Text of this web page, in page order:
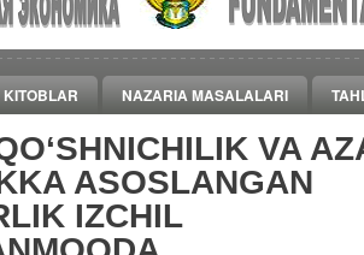
KITOBLAR NAZARIA MASALALARI
VA
ASOSLANGAN
IZCHIL